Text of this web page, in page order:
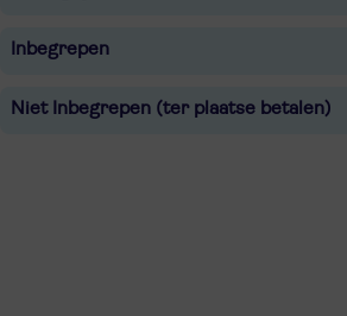
Inbegrepen
Niet Inbegrepen (ter plaatse betalen)